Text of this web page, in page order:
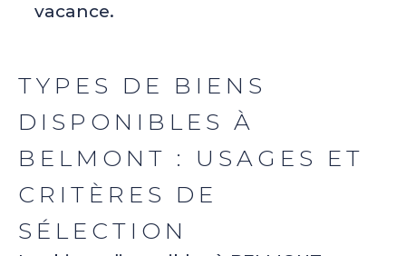
vacance.
TYPES DE BIENS
DISPONIBLES À
BELMONT : USAGES ET
CRITÈRES DE
SÉLECTION